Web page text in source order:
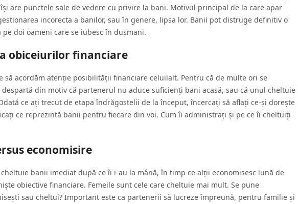
are punctele sale de vedere cu privire la bani. Motivul principal de la care apar
incorecta a banilor, sau în genere, lipsa lor. Banii pot distruge definitiv o
doi oameni care se iubesc în dușmani.
obiceiurilor financiare
să acordăm atenție posibilității financiare celuilalt. Pentru că de multe ori se
din motiv că partenerul nu aduce suficienți bani acasă, sau că unul cheltuie
ce ați trecut de etapa îndrăgostelii de la început, încercați să aflați ce-și dorește
ce reprezintă banii pentru fiecare din voi. Cum îi administrați și pe ce îi cheltuiți
economisire
cheltuie banii imediat după ce îi i-au la mână, în timp ce alții economisesc lună de
obiective financiare. Femeile sunt cele care cheltuie mai mult. Se pune
sau cheltui? Important este ca partenerii să lucreze împreună, pentru familie și